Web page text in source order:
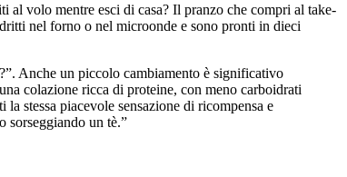
al volo mentre esci di casa? Il pranzo che compri al take-
nel forno o nel microonde e sono pronti in dieci
Anche un piccolo cambiamento è significativo
colazione ricca di proteine, con meno carboidrati
stessa piacevole sensazione di ricompensa e
sorseggiando un tè.”